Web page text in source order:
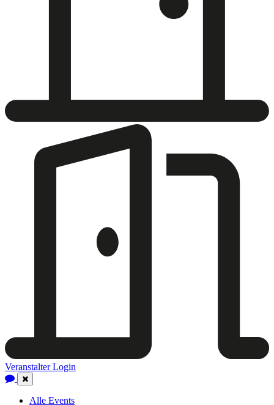
Veranstalter Login
Close
Navigation
Alle Events